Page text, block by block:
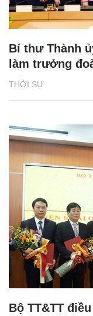
THỜI SỰ
Bí thư Thành
làm trưởng
Bộ TT&TT